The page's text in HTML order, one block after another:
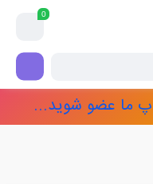
0
ما عضو شوید...